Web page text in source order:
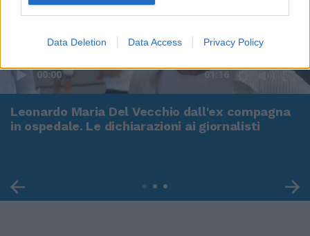
Data Deletion Data Access Privacy Policy
00:00 01:16
Leonardo Maria Del Vecchio dall'ex compagna
in ospedale. Le dichiarazioni ai giornalisti